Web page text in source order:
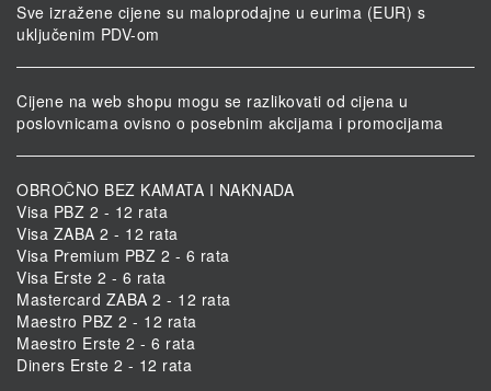
Sve izražene cijene su maloprodajne u eurima (EUR) s
uključenim PDV-om
Cijene na web shopu mogu se razlikovati od cijena u
poslovnicama ovisno o posebnim akcijama i promocijama
OBROČNO BEZ KAMATA I NAKNADA
Visa PBZ 2 - 12 rata
Visa ZABA 2 - 12 rata
Visa Premium PBZ 2 - 6 rata
Visa Erste 2 - 6 rata
Mastercard ZABA 2 - 12 rata
Maestro PBZ 2 - 12 rata
Maestro Erste 2 - 6 rata
Diners Erste 2 - 12 rata